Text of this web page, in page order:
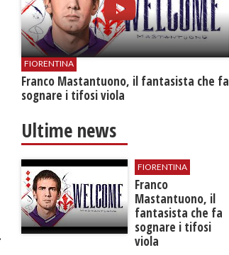
FIORENTINA
Franco Mastantuono, il fantasista che fa
sognare i tifosi viola
Ultime news
FIORENTINA
Franco
Mastantuono, il
fantasista che fa
sognare i tifosi
viola